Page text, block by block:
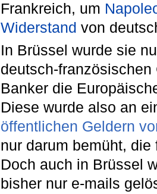
Frankreich, um
Widerstand von
In Brüssel wurde sie
deutsch-
Banker die
Diese wurde also an
öffentlichen Geldern
nur darum bemüht,
Doch auch in Brüssel
bisher nur e-mails